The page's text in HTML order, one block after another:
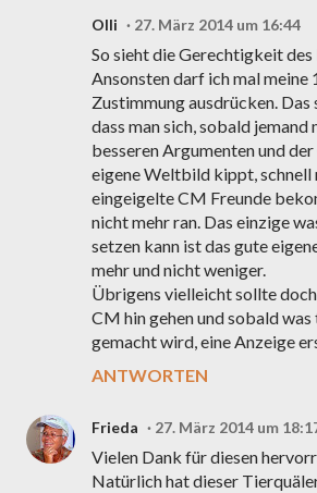
Olli 27. März 2014 um 16:44
So sieht die Gerechtigkeit des
Ansonsten darf ich mal meine
Zustimmung ausdrücken. Das
dass man sich, sobald
besseren Argumenten und der
eigene Weltbild kippt, schnell
eingeigelte CM Freunde
nicht mehr ran. Das einzige
setzen kann ist das gute
mehr und nicht weniger.
Übrigens vielleicht sollte
CM hin gehen und sobald
gemacht wird, eine Anzeige
ANTWORTEN
Frieda 27. März 2014 um
Vielen Dank für diesen
Natürlich hat dieser